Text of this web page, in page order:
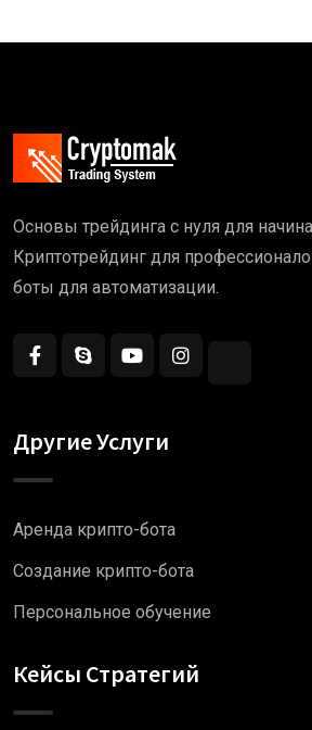
Основы трейдинга с нуля для
Криптотрейдинг для
боты для автоматизации.
Другие Услуги
Аренда крипто-бота
Создание крипто-бота
Персональное обучение
Кейсы Стратегий